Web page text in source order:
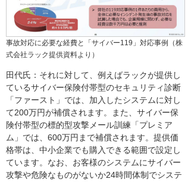
事故対応に必要な経費と「サイバー119」対応事例（株
式会社ラック提供資料より）
田代氏：それに対して、例えばラックが提供し
ているサイバー保険付帯型のセキュリティ診断
「ファースト」では、加入したシステムに対し
て200万円が補償されます。また、サイバー保
険付帯型の標的型攻撃メール訓練「プレミア
ム」では、600万円まで補償されます。提供価
格帯は、中小企業でも購入できる範囲で設定し
ています。なお、お客様のシステムにサイバー
攻撃や危険なものがないか24時間体制でシステ